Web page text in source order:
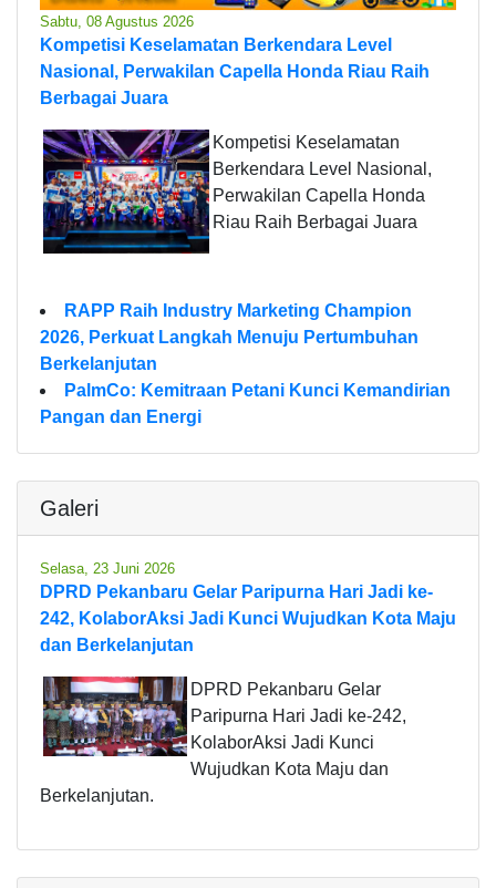
Sabtu, 08 Agustus 2026
Kompetisi Keselamatan Berkendara Level
Nasional, Perwakilan Capella Honda Riau Raih
Berbagai Juara
Kompetisi Keselamatan
Berkendara Level Nasional,
Perwakilan Capella Honda
Riau Raih Berbagai Juara
RAPP Raih Industry Marketing Champion
2026, Perkuat Langkah Menuju Pertumbuhan
Berkelanjutan
PalmCo: Kemitraan Petani Kunci Kemandirian
Pangan dan Energi
Galeri
Selasa, 23 Juni 2026
DPRD Pekanbaru Gelar Paripurna Hari Jadi ke-
242, KolaborAksi Jadi Kunci Wujudkan Kota Maju
dan Berkelanjutan
DPRD Pekanbaru Gelar
Paripurna Hari Jadi ke-242,
KolaborAksi Jadi Kunci
Wujudkan Kota Maju dan
Berkelanjutan.